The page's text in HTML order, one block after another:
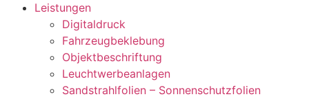
Leistungen
Digitaldruck
Fahrzeugbeklebung
Objektbeschriftung
Leuchtwerbeanlagen
Sandstrahlfolien – Sonnenschutzfolien